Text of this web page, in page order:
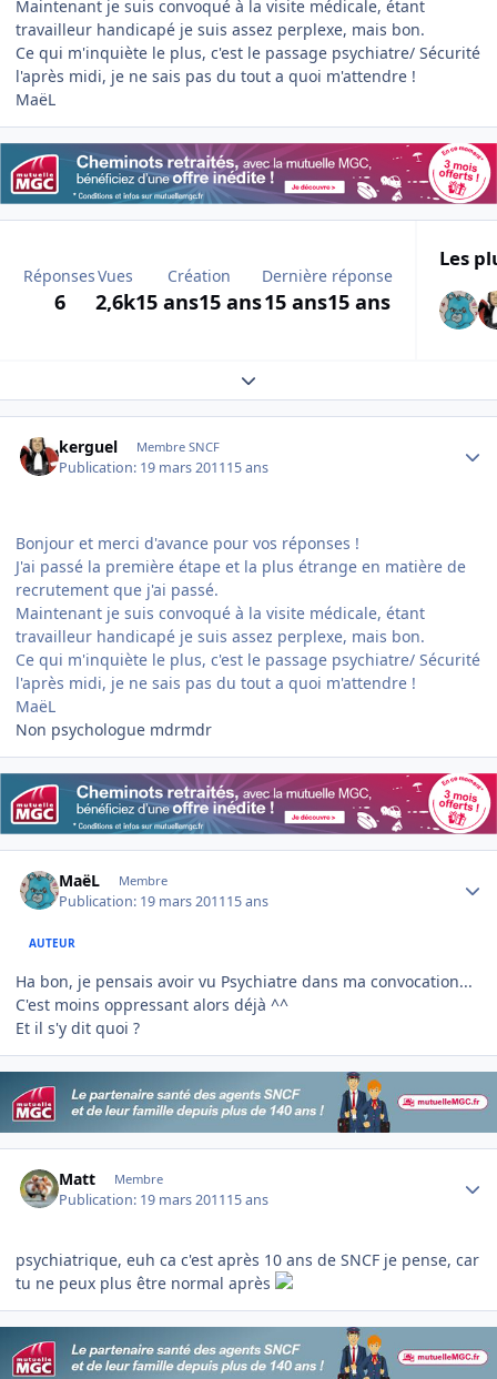
Maintenant je suis convoqué à la visite médicale, étant
travailleur handicapé je suis assez perplexe, mais bon.
Ce qui m'inquiète le plus, c'est le passage psychiatre/ Sécurité
l'après midi, je ne sais pas du tout a quoi m'attendre !
MaëL
Réponses
6
Vues
2,6k
Création
15 ans15 ans
Dernière réponse
15 ans15 ans
Les
Expand topic overview
kerguel Membre SNCF
Publication: 19 mars 201115 ans
Bonjour et merci d'avance pour vos réponses !
J'ai passé la première étape et la plus étrange en matière de
recrutement que j'ai passé.
Maintenant je suis convoqué à la visite médicale, étant
travailleur handicapé je suis assez perplexe, mais bon.
Ce qui m'inquiète le plus, c'est le passage psychiatre/ Sécurité
l'après midi, je ne sais pas du tout a quoi m'attendre !
MaëL
Non psychologue mdrmdr
MaëL Membre
Publication: 19 mars 201115 ans
AUTEUR
Ha bon, je pensais avoir vu Psychiatre dans ma convocation...
C'est moins oppressant alors déjà ^^
Et il s'y dit quoi ?
Matt Membre
Publication: 19 mars 201115 ans
psychiatrique, euh ca c'est après 10 ans de SNCF je pense, car
tu ne peux plus être normal après